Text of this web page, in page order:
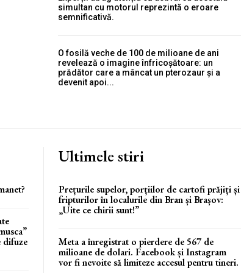
simultan cu motorul reprezintă o eroare
semnificativă.
O fosilă veche de 100 de milioane de ani
revelează o imagine înfricoșătoare: un
prădător care a mâncat un pterozaur și a
devenit apoi...
difuze
Ultimele stiri
Prețurile supelor, porțiilor de cartofi prăjiți și
fripturilor în localurile din Bran și Brașov:
„Uite ce chirii sunt!”
Meta a înregistrat o pierdere de 567 de
milioane de dolari. Facebook și Instagram
vor fi nevoite să limiteze accesul pentru tineri.